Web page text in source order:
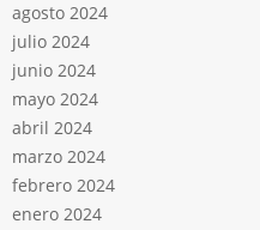
agosto 2024
julio 2024
junio 2024
mayo 2024
abril 2024
marzo 2024
febrero 2024
enero 2024